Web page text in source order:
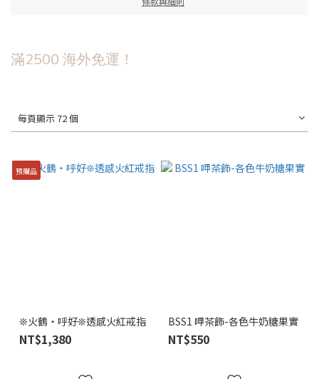
滿2500 海外免運！
每頁顯示 72 個
預購品
❊火鶴・呼好❊透感火紅戒指
NT$1,380
BSS1 呷茶飾-各色牛奶糖果實
NT$550